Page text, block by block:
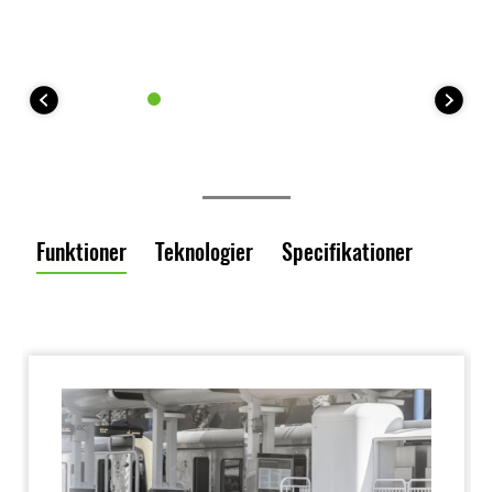
Funktioner Teknologier Specifikationer